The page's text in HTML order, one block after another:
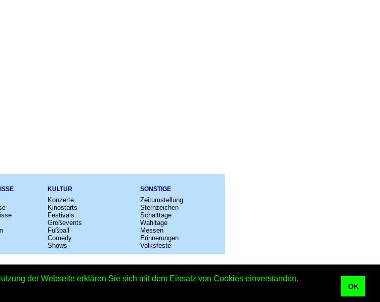
der Webseite erklären Sie sich mit dem Einsatz von Cookies einverstanden.
OK
KULTUR
Konzerte
Kinostarts
Festivals
Großevents
Fußball
Comedy
Shows
SONSTIGE
Zeitumstellung
Sternzeichen
Schalttage
Wahltage
Messen
Erinnerungen
Volksfeste
- 04.07.2027 – Copyright © 2026 Kleiner Kalender